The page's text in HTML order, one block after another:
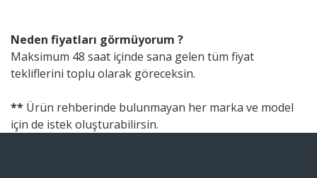
Neden fiyatları görmüyorum ?
Maksimum 48 saat içinde sana gelen tüm fiyat
tekliflerini toplu olarak göreceksin.
** Ürün rehberinde bulunmayan her marka ve model
için de istek oluşturabilirsin.